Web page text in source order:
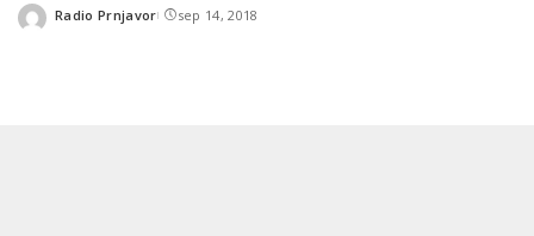
Posted
Radio Prnjavor sep 14, 2018